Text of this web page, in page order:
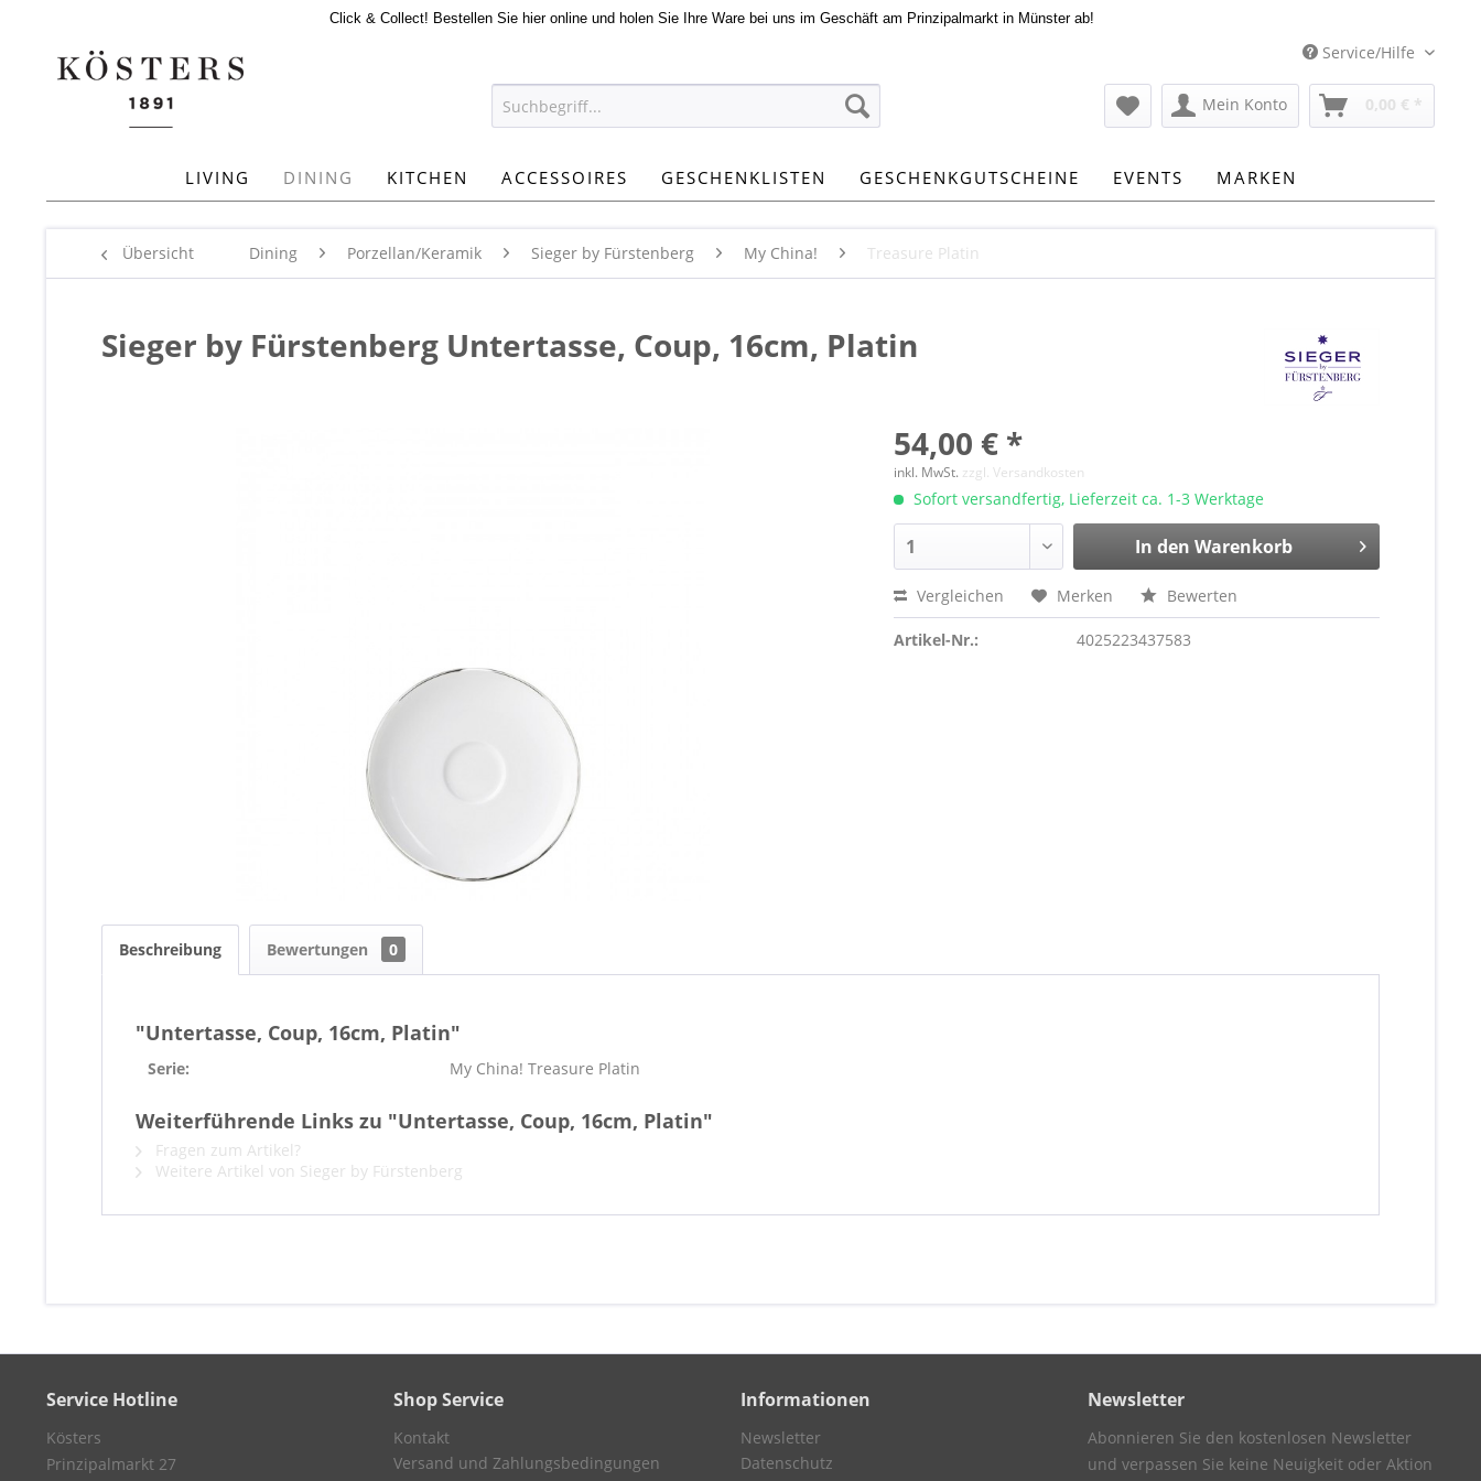
Click & Collect! Bestellen Sie hier online und holen Sie Ihre Ware bei uns im Geschäft am Prinzipalmarkt in Münster ab!
Service/Hilfe
Mein Konto 0,00 € *
LIVING DINING KITCHEN ACCESSOIRES GESCHENKLISTEN GESCHENKGUTSCHEINE EVENTS MARKEN
Übersicht Dining Porzellan/Keramik Sieger by Fürstenberg My China! Treasure Platin
Sieger by Fürstenberg Untertasse, Coup, 16cm, Platin
54,00 € *
inkl. MwSt. zzgl. Versandkosten
Sofort versandfertig, Lieferzeit ca. 1-3 Werktage
In den Warenkorb
Vergleichen Merken Bewerten
Artikel-Nr.: 4025223437583
Beschreibung Bewertungen 0
"Untertasse, Coup, 16cm, Platin"
Serie: My China! Treasure Platin
Weiterführende Links zu "Untertasse, Coup, 16cm, Platin"
Fragen zum Artikel?
Weitere Artikel von Sieger by Fürstenberg
Service Hotline
Kösters
Prinzipalmarkt 27
Shop Service
Kontakt
Versand und Zahlungsbedingungen
Informationen
Newsletter
Datenschutz
Newsletter
Abonnieren Sie den kostenlosen Newsletter
und verpassen Sie keine Neuigkeit oder Aktion